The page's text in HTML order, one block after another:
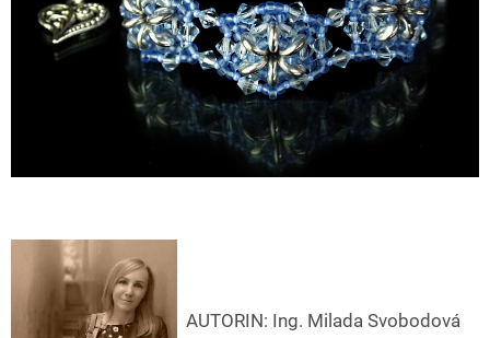
AUTORIN: Ing. Milada Svobodová